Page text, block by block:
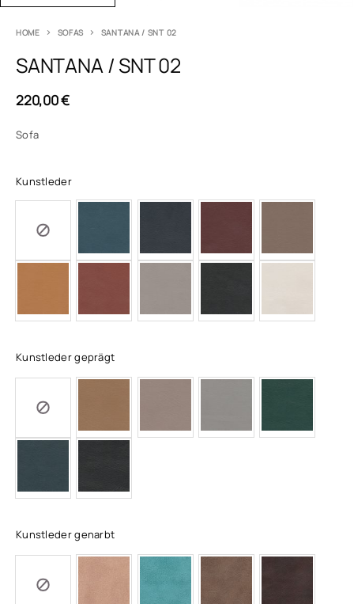
HOME SOFAS SANTANA / SNT 02
SANTANA / SNT 02
220,00€
Sofa
Kunstleder
Kunstleder geprägt
Kunstleder genarbt